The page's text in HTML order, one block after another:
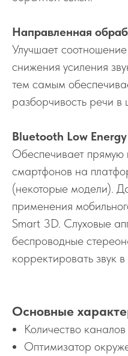
Направленная
Улучшает
снижения усиления
тем самым
разборчивость речи в
Bluetooth Low Energy
Обеспечивает прямую
смартфонов на
(некоторые модели).
применения
Smart 3D. Слуховые
беспроводные
корректировать звук
Основные
Количество
Оптимизатор